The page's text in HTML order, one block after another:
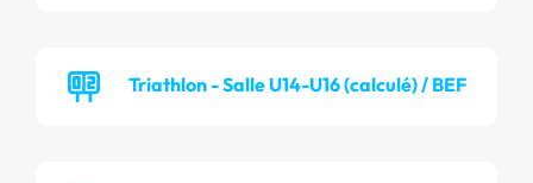
Triathlon - Salle U14-U16 (calculé) / BEF